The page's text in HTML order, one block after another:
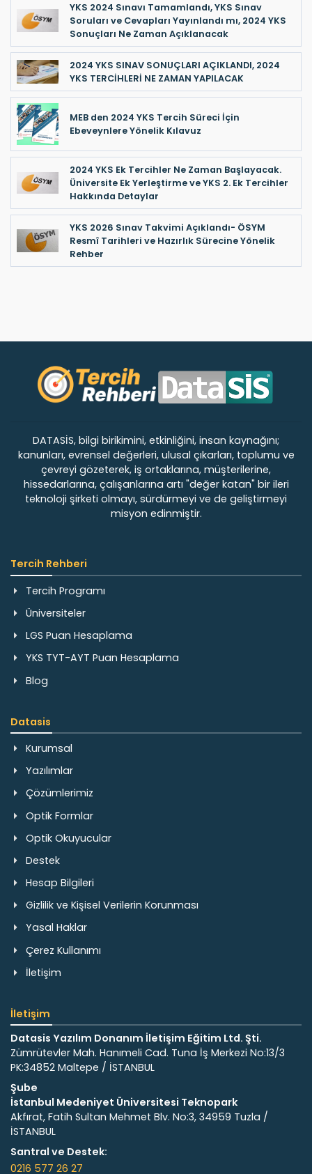
YKS 2024 Sınavı Tamamlandı, YKS Sınav
Soruları ve Cevapları Yayınlandı mı, 2024 YKS
Sonuçları Ne Zaman Açıklanacak
2024 YKS SINAV SONUÇLARI AÇIKLANDI, 2024
YKS TERCİHLERİ NE ZAMAN YAPILACAK
MEB den 2024 YKS Tercih Süreci İçin
Ebeveynlere Yönelik Kılavuz
2024 YKS Ek Tercihler Ne Zaman Başlayacak.
Üniversite Ek Yerleştirme ve YKS 2. Ek Tercihler
Hakkında Detaylar
YKS 2026 Sınav Takvimi Açıklandı- ÖSYM
Resmî Tarihleri ve Hazırlık Sürecine Yönelik
Rehber
DATASİS, bilgi birikimini, etkinliğini, insan kaynağını;
kanunları, evrensel değerleri, ulusal çıkarları, toplumu ve
çevreyi gözeterek, iş ortaklarına, müşterilerine,
hissedarlarına, çalışanlarına artı "değer katan" bir ileri
teknoloji şirketi olmayı, sürdürmeyi ve de geliştirmeyi
misyon edinmiştir.
Tercih Rehberi
Tercih Programı
Üniversiteler
LGS Puan Hesaplama
YKS TYT-AYT Puan Hesaplama
Blog
Datasis
Kurumsal
Yazılımlar
Çözümlerimiz
Optik Formlar
Optik Okuyucular
Destek
Hesap Bilgileri
Gizlilik ve Kişisel Verilerin Korunması
Yasal Haklar
Çerez Kullanımı
İletişim
İletişim
Datasis Yazılım Donanım İletişim Eğitim Ltd. Şti.
Zümrütevler Mah. Hanımeli Cad. Tuna İş Merkezi No:13/3
PK:34852 Maltepe / İSTANBUL
Şube
İstanbul Medeniyet Üniversitesi Teknopark
Akfırat, Fatih Sultan Mehmet Blv. No:3, 34959 Tuzla /
İSTANBUL
Santral ve Destek:
0216 577 26 27